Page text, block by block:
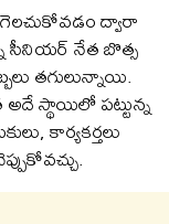
ద్వారా
నేత బొత్స
తగులున్నాయి.
స్థాయిలో పట్టున్న
కార్యకర్తలు